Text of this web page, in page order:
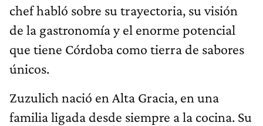
chef habló sobre su trayectoria, su visión
de la gastronomía y el enorme potencial
que tiene Córdoba como tierra de sabores
únicos.
Zuzulich nació en Alta Gracia, en una
familia ligada desde siempre a la cocina. Su